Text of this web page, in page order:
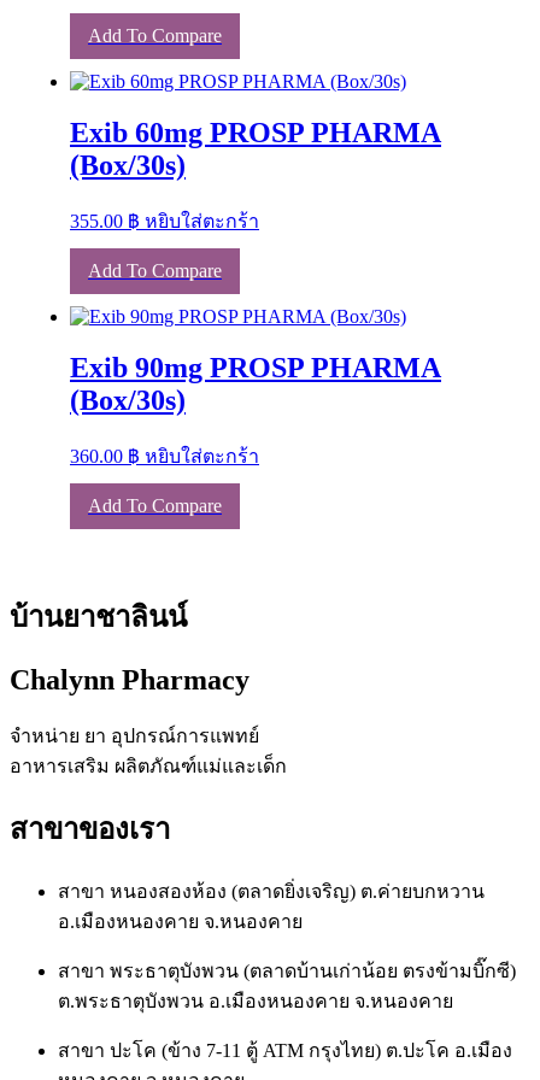
Add To Compare
Exib 60mg PROSP PHARMA
(Box/30s)
355.00 ฿ หยิบใส่ตะกร้า
Add To Compare
Exib 90mg PROSP PHARMA
(Box/30s)
360.00 ฿ หยิบใส่ตะกร้า
Add To Compare
บ้านยาชาลินน์
Chalynn Pharmacy
จำหน่าย ยา อุปกรณ์การแพทย์
อาหารเสริม ผลิตภัณฑ์แม่และเด็ก
สาขาของเรา
สาขา หนองสองห้อง (ตลาดยิ่งเจริญ) ต.ค่ายบกหวาน
อ.เมืองหนองคาย จ.หนองคาย
สาขา พระธาตุบังพวน (ตลาดบ้านเก่าน้อย ตรงข้ามบิ๊กซี)
ต.พระธาตุบังพวน อ.เมืองหนองคาย จ.หนองคาย
สาขา ปะโค (ข้าง 7-11 ตู้ ATM กรุงไทย) ต.ปะโค อ.เมือง